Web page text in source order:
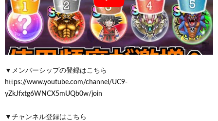
▼メンバーシップの登録はこちら
https://www.youtube.com/channel/UC9-
yZkJfxtg6WNCX5mUQb0w/join
▼チャンネル登録はこちら